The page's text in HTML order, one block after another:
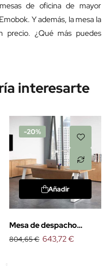
de oficina de mayor
Y además, la mesa la
precio. ¿Qué más puedes
interesarte
-20%
Añadir
Mesa de despacho
Piramid
804,65 € 643,72 €